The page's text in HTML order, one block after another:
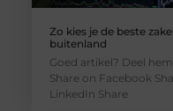
Zo kies je de beste
buitenland
Goed artikel? Deel
Share on Facebook
LinkedIn Share